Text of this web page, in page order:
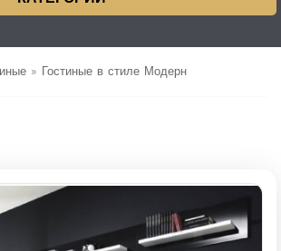
» Гостиные в стиле Модерн